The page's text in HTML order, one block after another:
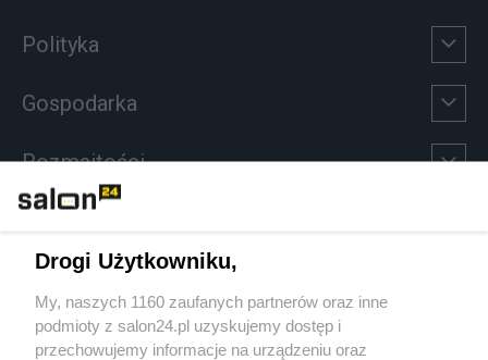
Polityka
Gospodarka
Rozmaitości
Sport
Społeczeństwo
Drogi Użytkowniku,
My, naszych 1160 zaufanych partnerów oraz inne
podmioty z salon24.pl uzyskujemy dostęp i
przechowujemy informacje na urządzeniu oraz